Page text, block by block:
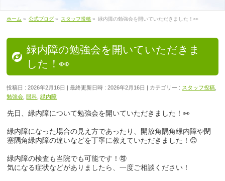
ホーム » 公式ブログ » スタッフ投稿 » 緑内障の勉強会を開いていただきました！👀
緑内障の勉強会を開いていただきま
した！👀
投稿日 : 2026年2月16日 最終更新日時 : 2026年2月16日 カテゴリー : スタッフ投稿
勉強会 眼科 ,緑内障
先日、緑内障について勉強会を開いていただきました！👀
緑内障になった場合の見え方であったり、開放角隅角緑内障や閉
塞隅角緑内障の違いなどを丁寧に教えていただきました！😊
緑内障の検査も当院でも可能です！🉑
気になる症状などがありましたら、一度ご相談ください！